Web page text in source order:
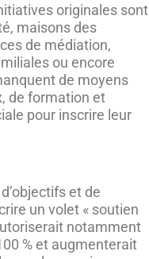
originales sont
maisons des
de médiation,
ou encore
de moyens
de formation et
pour inscrire leur
et de
un volet « soutien
notamment
% et augmenterait